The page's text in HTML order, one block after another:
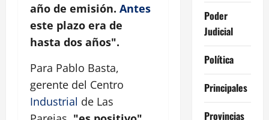
año de emisión. Antes
este plazo era de
hasta dos años".
Para Pablo Basta,
gerente del Centro
Industrial de Las
Poder
Judicial
Política
Principales
Provincias